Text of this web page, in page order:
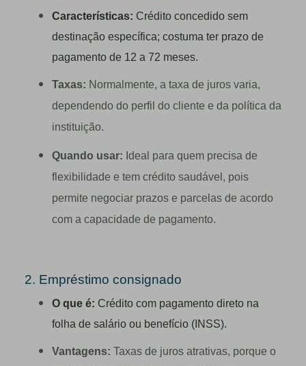
Características: Crédito concedido sem
destinação específica; costuma ter prazo de
pagamento de 12 a 72 meses.
Taxas: Normalmente, a taxa de juros varia,
dependendo do perfil do cliente e da política da
instituição.
Quando usar: Ideal para quem precisa de
flexibilidade e tem crédito saudável, pois
permite negociar prazos e parcelas de acordo
com a capacidade de pagamento.
2. Empréstimo consignado
O que é: Crédito com pagamento direto na
folha de salário ou benefício (INSS).
Vantagens: Taxas de juros atrativas, porque o